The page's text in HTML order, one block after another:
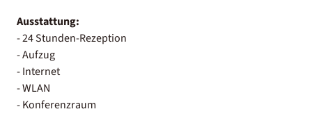
Ausstattung:
- 24 Stunden-Rezeption
- Aufzug
- Internet
- WLAN
- Konferenzraum